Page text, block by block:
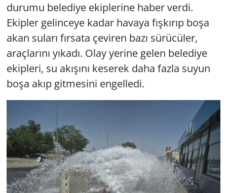
durumu belediye ekiplerine haber verdi.
Ekipler gelinceye kadar havaya fışkırıp boşa
akan suları fırsata çeviren bazı sürücüler,
araçlarını yıkadı. Olay yerine gelen belediye
ekipleri, su akışını keserek daha fazla suyun
boşa akıp gitmesini engelledi.